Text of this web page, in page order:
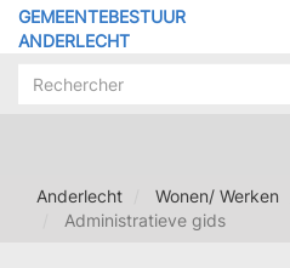
Overslaan
GEMEENTEBESTUUR
ANDERLECHT
Anderlecht
Wonen/ Werken
Administratieve gids